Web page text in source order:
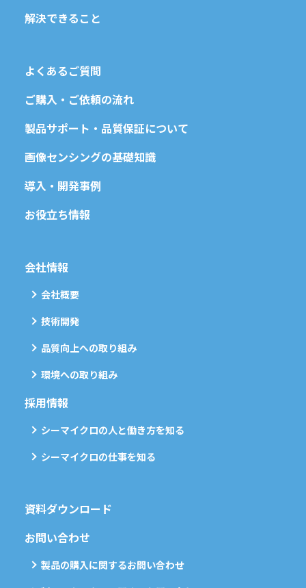
解決できること
よくあるご質問
ご購入・ご依頼の流れ
製品サポート・品質保証について
画像センシングの基礎知識
導入・開発事例
お役立ち情報
会社情報
会社概要
技術開発
品質向上への取り組み
環境への取り組み
採用情報
シーマイクロの人と働き方を知る
シーマイクロの仕事を知る
資料ダウンロード
お問い合わせ
製品の購入に関するお問い合わせ